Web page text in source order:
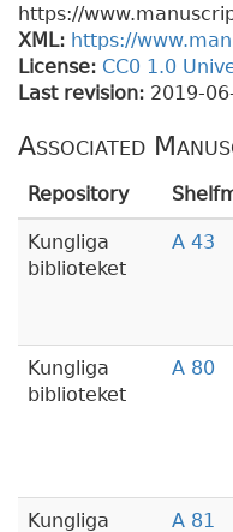
https://
XML: https://
License: CC0 1.0
Last revision: 2019-
Associated
Repository
Kungliga
biblioteket
A 43
Kungliga
biblioteket
A 80
Kungliga A 81